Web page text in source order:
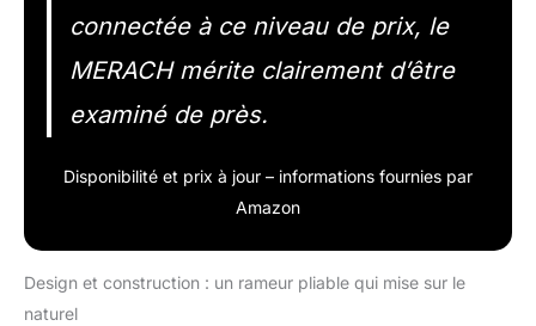
connectée à ce niveau de prix, le
MERACH mérite clairement d’être
examiné de près.
Disponibilité et prix à jour – informations fournies par
Amazon
Design et construction : un rameur pliable qui mise sur le
naturel